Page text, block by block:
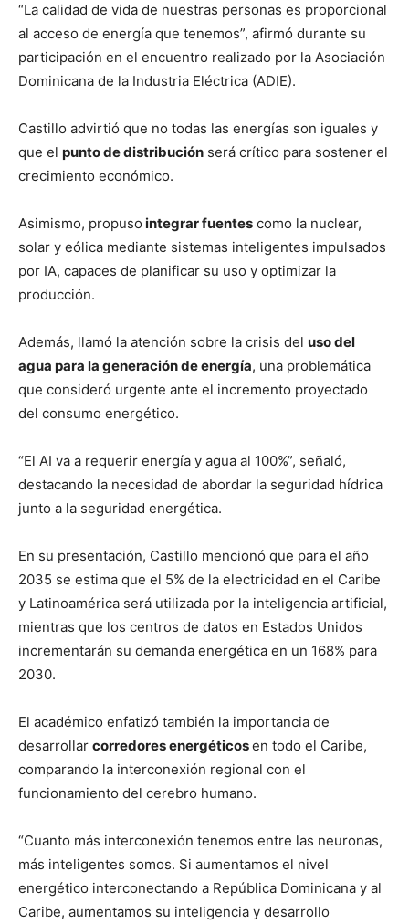
“La calidad de vida de nuestras personas es proporcional
al acceso de energía que tenemos”, afirmó durante su
participación en el encuentro realizado por la Asociación
Dominicana de la Industria Eléctrica (ADIE).
Castillo advirtió que no todas las energías son iguales y
que el punto de distribución será crítico para sostener el
crecimiento económico.
Asimismo, propuso integrar fuentes como la nuclear,
solar y eólica mediante sistemas inteligentes impulsados
por IA, capaces de planificar su uso y optimizar la
producción.
Además, llamó la atención sobre la crisis del uso del
agua para la generación de energía, una problemática
que consideró urgente ante el incremento proyectado
del consumo energético.
“El AI va a requerir energía y agua al 100%”, señaló,
destacando la necesidad de abordar la seguridad hídrica
junto a la seguridad energética.
En su presentación, Castillo mencionó que para el año
2035 se estima que el 5% de la electricidad en el Caribe
y Latinoamérica será utilizada por la inteligencia artificial,
mientras que los centros de datos en Estados Unidos
incrementarán su demanda energética en un 168% para
2030.
El académico enfatizó también la importancia de
desarrollar corredores energéticosen todo el Caribe,
comparando la interconexión regional con el
funcionamiento del cerebro humano.
“Cuanto más interconexión tenemos entre las neuronas,
más inteligentes somos. Si aumentamos el nivel
energético interconectando a República Dominicana y al
Caribe, aumentamos su inteligencia y desarrollo